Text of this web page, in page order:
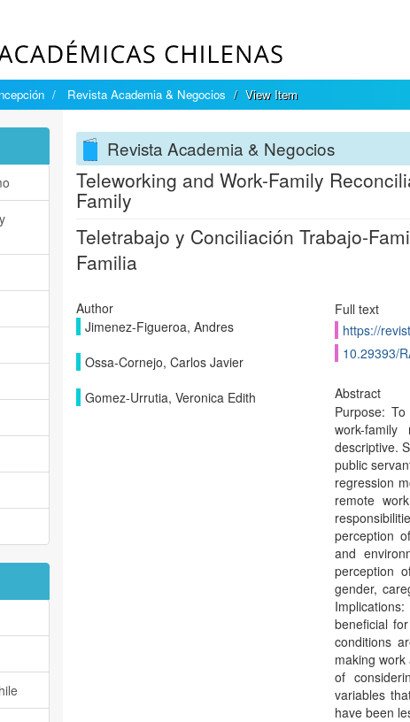
Revista Academia & Negocios View Item
Revista Academia & Negocios
Teleworking and Work-Family
Family
Teletrabajo y Conciliación Trabajo-
Familia
Author
Jimenez-Figueroa, Andres
Ossa-Cornejo, Carlos Javier
Gomez-Urrutia, Veronica Edith
Full text
https://
10.29393/
Abstract
Purpose:
work-
descriptive.
public
regression
remote
perception
and
perception
gender,
beneficial
conditions
making
of
variables
have been